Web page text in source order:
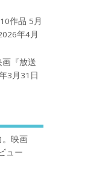
作品 5月
年4月
『放送
3月31日
。映画
ュー